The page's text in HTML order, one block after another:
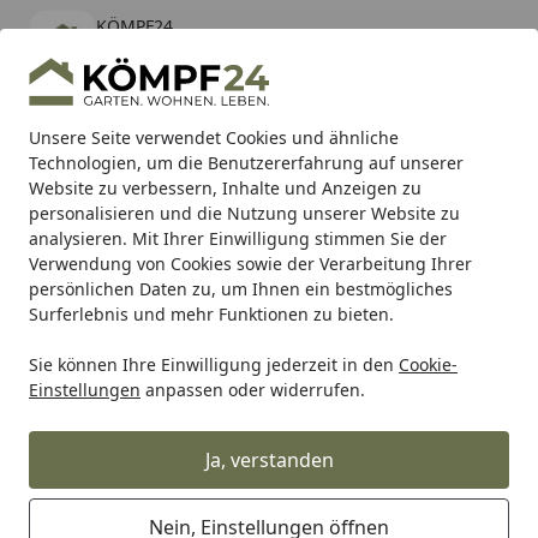
Unsere Seite verwendet Cookies und ähnliche
Technologien, um die Benutzererfahrung auf unserer
Website zu verbessern, Inhalte und Anzeigen zu
personalisieren und die Nutzung unserer Website zu
analysieren. Mit Ihrer Einwilligung stimmen Sie der
Verwendung von Cookies sowie der Verarbeitung Ihrer
persönlichen Daten zu, um Ihnen ein bestmögliches
Surferlebnis und mehr Funktionen zu bieten.
Sie können Ihre Einwilligung jederzeit in den Cookie-
Einstellungen anpassen oder widerrufen.
Ja, verstanden
Nein, Einstellungen öffnen
KÖMPF24
kostenlos - Im App Store
Hotline
Alle Produkte
Mein Konto
Suchen
Karibu Pools inkl. gratis Sandfilteranlage & Pool-
Starterset (Gesamtwert bis 468,99€)
Startseite
Shark Shark Auspuff Shark Performance
Shark Performance
ENDSCHALLDÄMPFER Aluminium
eloxiert schwarz SRC 4